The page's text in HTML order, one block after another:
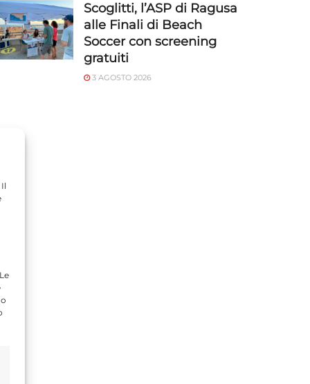
Scoglitti, l’ASP di Ragusa
alle Finali di Beach
Soccer con screening
gratuiti
3 AGOSTO 2026